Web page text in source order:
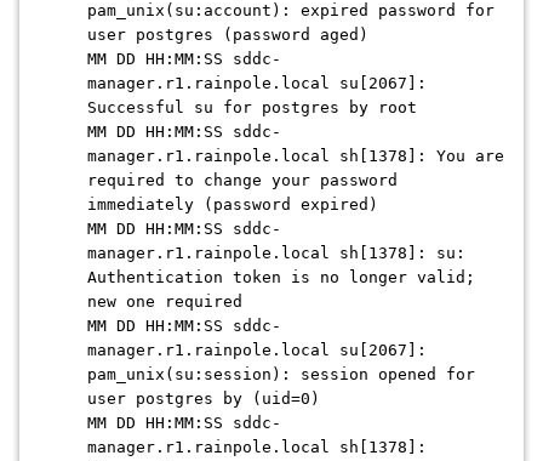
pam_unix(su:account): expired password for
user postgres (password aged)
MM DD HH:MM:SS sddc-
manager.r1.rainpole.local su[2067]:
Successful su for postgres by root
MM DD HH:MM:SS sddc-
manager.r1.rainpole.local sh[1378]: You are
required to change your password
immediately (password expired)
MM DD HH:MM:SS sddc-
manager.r1.rainpole.local sh[1378]: su:
Authentication token is no longer valid;
new one required
MM DD HH:MM:SS sddc-
manager.r1.rainpole.local su[2067]:
pam_unix(su:session): session opened for
user postgres by (uid=0)
MM DD HH:MM:SS sddc-
manager.r1.rainpole.local sh[1378]: